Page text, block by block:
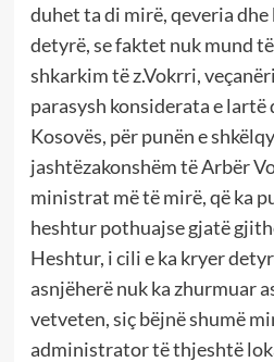
duhet ta di mirë, qeveria
detyrë, se faktet nuk mund
shkarkim të z.Vokrri,
parasysh konsiderata e lartë
Kosovës, për punën e
jashtëzakonshëm të Arbër
ministrat më të mirë, që ka
heshtur pothuajse gjatë
Heshtur, i cili e ka kryer
asnjëherë nuk ka zhurmuar
vetveten, siç bëjnë shumë
administrator të thjeshtë